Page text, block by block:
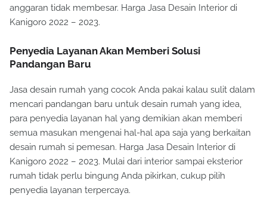
anggaran tidak membesar. Harga Jasa Desain Interior di
Kanigoro 2022 – 2023.
Penyedia Layanan Akan Memberi Solusi
Pandangan Baru
Jasa desain rumah yang cocok Anda pakai kalau sulit dalam
mencari pandangan baru untuk desain rumah yang idea,
para penyedia layanan hal yang demikian akan memberi
semua masukan mengenai hal-hal apa saja yang berkaitan
desain rumah si pemesan. Harga Jasa Desain Interior di
Kanigoro 2022 – 2023. Mulai dari interior sampai eksterior
rumah tidak perlu bingung Anda pikirkan, cukup pilih
penyedia layanan terpercaya.